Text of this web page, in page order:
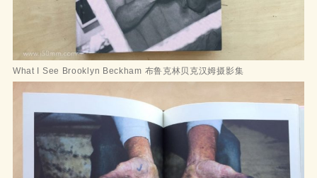
What I See Brooklyn Beckham 布鲁克林贝克汉姆摄影集